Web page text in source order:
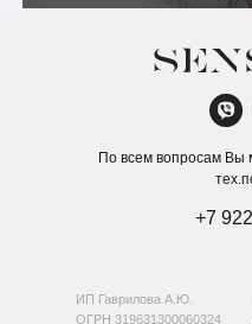
По всем вопросам Вы
+7
ИП Гаврилова А.Ю.
ОГРН 319631300060324